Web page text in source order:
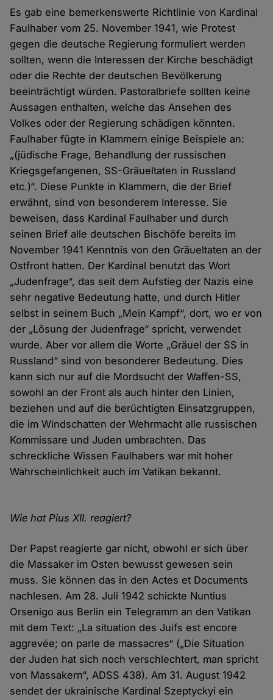
Es gab eine bemerkenswerte Richtlinie von Kardinal
Faulhaber vom 25. November 1941, wie Protest
gegen die deutsche Regierung formuliert werden
sollten, wenn die Interessen der Kirche beschädigt
oder die Rechte der deutschen Bevölkerung
beeinträchtigt würden. Pastoralbriefe sollten keine
Aussagen enthalten, welche das Ansehen des
Volkes oder der Regierung schädigen könnten.
Faulhaber fügte in Klammern einige Beispiele an:
„(jüdische Frage, Behandlung der russischen
Kriegsgefangenen, SS-Gräueltaten in Russland
etc.)“. Diese Punkte in Klammern, die der Brief
erwähnt, sind von besonderem Interesse. Sie
beweisen, dass Kardinal Faulhaber und durch
seinen Brief alle deutschen Bischöfe bereits im
November 1941 Kenntnis von den Gräueltaten an der
Ostfront hatten. Der Kardinal benutzt das Wort
„Judenfrage“, das seit dem Aufstieg der Nazis eine
sehr negative Bedeutung hatte, und durch Hitler
selbst in seinem Buch „Mein Kampf“, dort, wo er von
der „Lösung der Judenfrage“ spricht, verwendet
wurde. Aber vor allem die Worte „Gräuel der SS in
Russland“ sind von besonderer Bedeutung. Dies
kann sich nur auf die Mordsucht der Waffen-SS,
sowohl an der Front als auch hinter den Linien,
beziehen und auf die berüchtigten Einsatzgruppen,
die im Windschatten der Wehrmacht alle russischen
Kommissare und Juden umbrachten. Das
schreckliche Wissen Faulhabers war mit hoher
Wahrscheinlichkeit auch im Vatikan bekannt.
Wie hat Pius XII. reagiert?
Der Papst reagierte gar nicht, obwohl er sich über
die Massaker im Osten bewusst gewesen sein
muss. Sie können das in den Actes et Documents
nachlesen. Am 28. Juli 1942 schickte Nuntius
Orsenigo aus Berlin ein Telegramm an den Vatikan
mit dem Text: „La situation des Juifs est encore
aggrevée; on parle de massacres“ („Die Situation
der Juden hat sich noch verschlechtert, man spricht
von Massakern“, ADSS 438). Am 31. August 1942
sendet der ukrainische Kardinal Szeptyckyi ein